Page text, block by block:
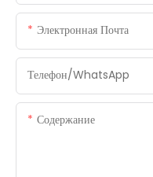
Электронная Почта
Телефон/WhatsApp
Содержание